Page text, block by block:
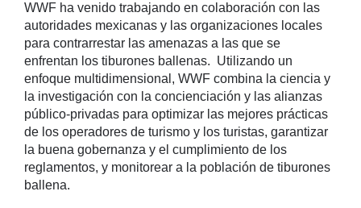
WWF ha venido trabajando en colaboración con las
autoridades mexicanas y las organizaciones locales
para contrarrestar las amenazas a las que se
enfrentan los tiburones ballenas. Utilizando un
enfoque multidimensional, WWF combina la ciencia y
la investigación con la concienciación y las alianzas
público-privadas para optimizar las mejores prácticas
de los operadores de turismo y los turistas, garantizar
la buena gobernanza y el cumplimiento de los
reglamentos, y monitorear a la población de tiburones
ballena.